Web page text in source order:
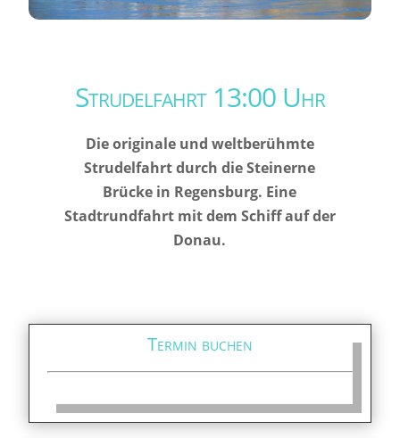
Strudelfahrt 13:00 Uhr
Die originale und weltberühmte
Strudelfahrt durch die Steinerne
Brücke in Regensburg. Eine
Stadtrundfahrt mit dem Schiff auf der
Donau.
Termin buchen